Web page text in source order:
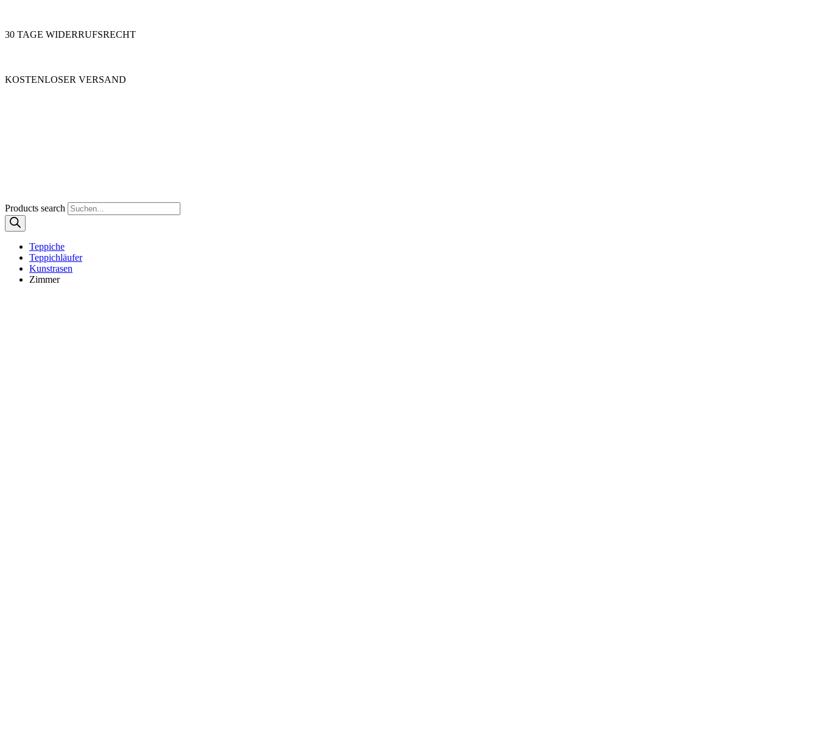
30 TAGE WIDERRUFSRECHT
KOSTENLOSER VERSAND
Products search
Teppiche
Teppichläufer
Kunstrasen
Zimmer